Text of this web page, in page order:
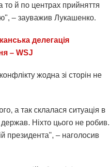
то й по центрах прийняття
– зауважив Лукашенко.
делегація
– WSJ
жодна зі сторін не
а так склалася ситуація в
Ніхто цього не робив. І
президента", – наголосив